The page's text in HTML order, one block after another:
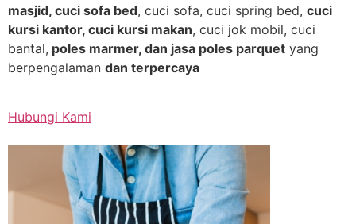
masjid, cuci sofa bed, cuci sofa, cuci spring bed, cuci
kursi kantor, cuci kursi makan, cuci jok mobil, cuci
bantal, poles marmer, dan jasa poles parquet yang
berpengalaman dan terpercaya
Hubungi Kami